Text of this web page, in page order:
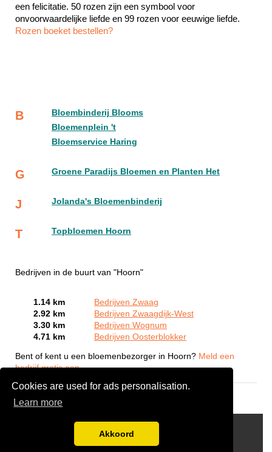
Cookies are used for ads personalisation.
Learn more
Akkoord
een felicitatie. 50 rozen zijn een symbool voor
Rozen boeket bestellen?
B
Bloembinderij Blooms
Bloemenplein 't
Bloemservice Haring
G Groene Paradijs Bloemen en Planten Het
J Jolanda's Bloemenbinderij
T Topbloemen Hoorn
Bedrijven in de buurt van "Hoorn"
1.14 km
Bedrijven Zwaag
2.92 km
Bedrijven Zwaagdijk-West
3.30 km
Bedrijven Wognum
4.71 km
Bedrijven Oosterblokker
Bent of kent u een bloemenbezorger in Hoorn? Meld een
bedrijf gratis aan